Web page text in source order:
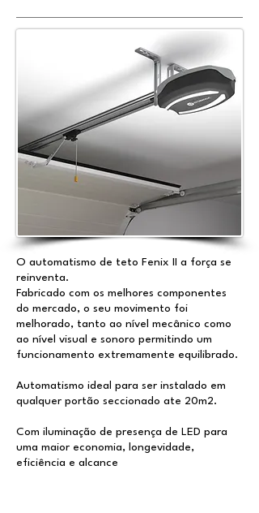
O automatismo de teto Fenix II a força se
reinventa.
Fabricado com os melhores componentes
do mercado, o seu movimento foi
melhorado, tanto ao nível mecânico como
ao nível visual e sonoro permitindo um
funcionamento extremamente equilibrado.
Automatismo ideal para ser instalado em
qualquer portão seccionado ate 20m2.
Com iluminação de presença de LED para
uma maior economia, longevidade,
eficiência e alcance